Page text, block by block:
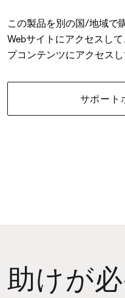
この製品を別の国/地域で
Webサイトにアクセスし
プコンテンツにアクセスし
サポート
助けが